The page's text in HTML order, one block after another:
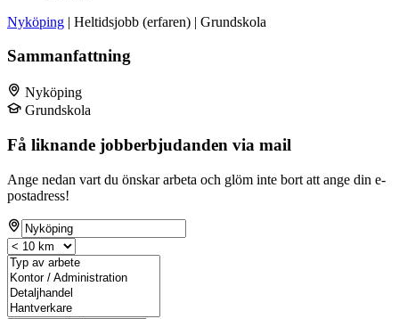
Nyköping | Heltidsjobb (erfaren) | Grundskola
Sammanfattning
Nyköping
Grundskola
Få liknande jobberbjudanden via mail
Ange nedan vart du önskar arbeta och glöm inte bort att ange din e-
postadress!